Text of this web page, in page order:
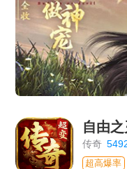
自由
传奇
超高爆率